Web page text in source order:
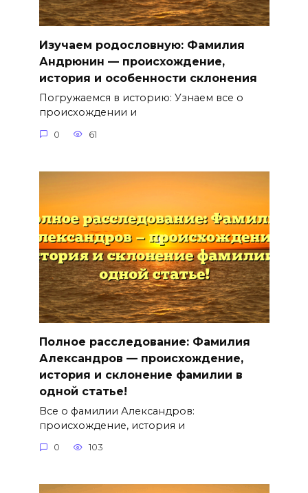
Изучаем родословную: Фамилия
Андрюнин — происхождение,
история и особенности склонения
Погружаемся в историю: Узнаем все о
происхождении и
0 61
Полное расследование: Фамилия
Александров — происхождение,
история и склонение фамилии в
одной статье!
Все о фамилии Александров:
происхождение, история и
0 103